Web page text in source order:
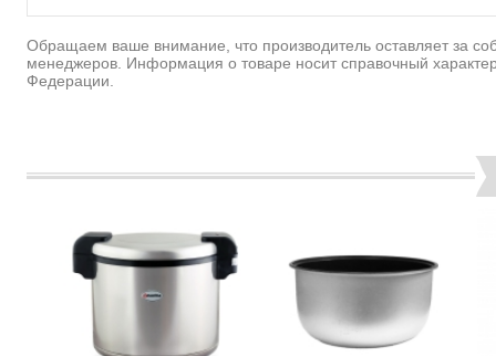
Обращаем ваше внимание, что производитель оставляет за
менеджеров. Информация о товаре носит справочный
Федерации.